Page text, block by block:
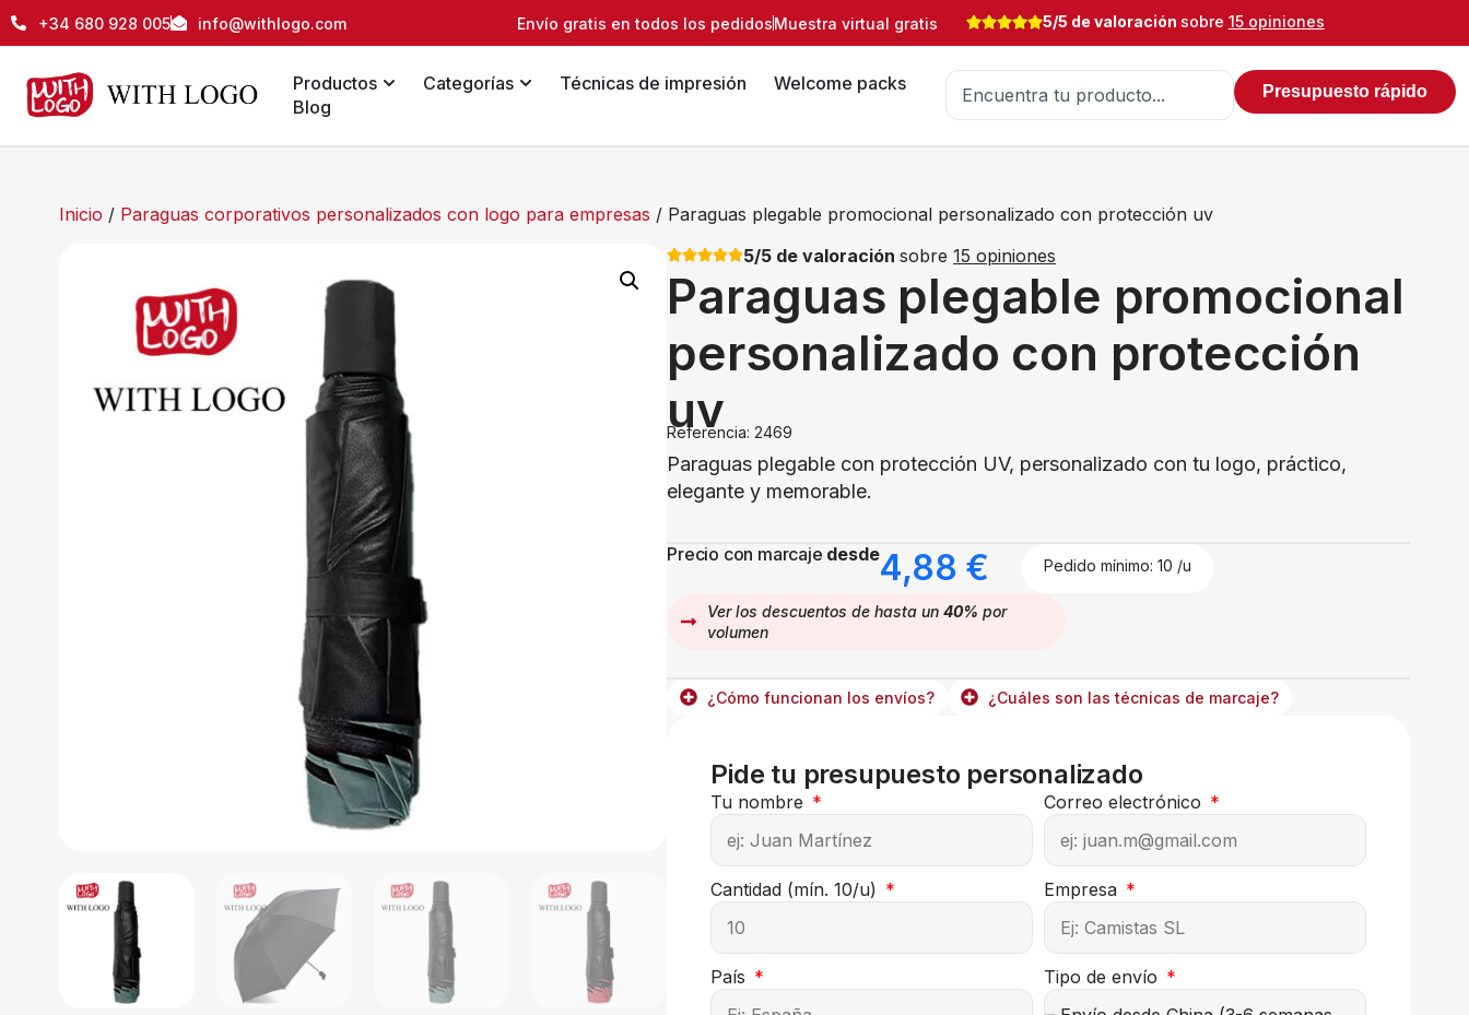
+34 680 928 005 info@withlogo.com Envío gratis en todos los pedidosMuestra virtual gratis 5/5 de valoración sobre 15 opiniones
Productos Categorías Técnicas de impresión
Welcome packs
Blog
Presupuesto rápido
Inicio / Paraguas corporativos personalizados con logo para empresas / Paraguas plegable promocional personalizado con protección uv
5/5 de valoraciónsobre15 opiniones
Paraguas plegable promocional
personalizado con protección
uv
Referencia: 2469
Paraguas plegable con protección UV, personalizado con tu logo, práctico,
elegante y memorable.
Precio con marcaje desde4,88 € Pedido mínimo: 10 /u
Ver los descuentos de hasta un40% por
volumen
¿Cómo funcionan los envíos? ¿Cuáles son las técnicas de marcaje?
Pide tu presupuesto personalizado
Tu nombre Correo electrónico
Cantidad (mín. 10/u) Empresa
País Tipo de envío